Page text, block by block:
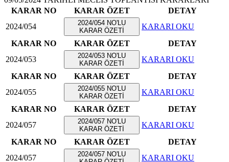
KARAR NO
KARAR ÖZET
DETAY
2024/054
2024/054 NO'LU
KARAR ÖZETİ
KARARI OKU
KARAR NO
KARAR ÖZET
DETAY
2024/053
2024/053 NO'LU
KARAR ÖZETİ
KARARI OKU
KARAR NO
KARAR ÖZET
DETAY
2024/055
2024/055 NO'LU
KARAR ÖZETİ
KARARI OKU
KARAR NO
KARAR ÖZET
DETAY
2024/057
2024/057 NO'LU
KARAR ÖZETİ
KARARI OKU
KARAR NO
KARAR ÖZET
DETAY
2024/057
2024/057 NO'LU
KARARI OKU